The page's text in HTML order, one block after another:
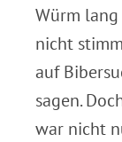
Würm
nicht
auf
sagen.
war nicht